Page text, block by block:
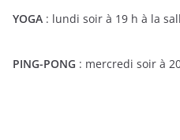
YOGA : lundi soir à 19 h à la
PING-PONG : mercredi soir à